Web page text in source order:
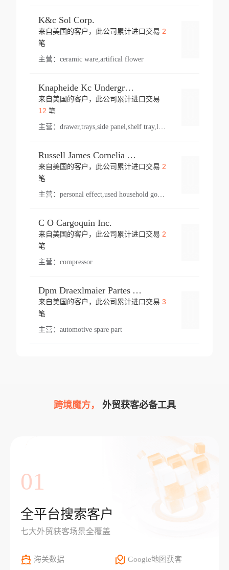
K&c Sol Corp.
来自美国的客户，此公司累计进口交易 2
笔
主营： ceramic ware,artifical flower
Knapheide Kc Underground
来自美国的客户，此公司累计进口交易
12 笔
主营：
Russell James Cornelia Arlington Va
来自美国的客户，此公司累计进口交易 2
笔
主营： personal effect,used household goods
C O Cargoquin Inc.
来自美国的客户，此公司累计进口交易 2
笔
主营： compressor
Dpm Draexlmaier Partes Automotrices Corr Ind Huejotzingo
来自美国的客户，此公司累计进口交易 3
笔
主营： automotive spare part
跨境魔方， 外贸获客必备工具
01
全平台搜索客户
七大外贸获客场景全覆盖
海关数据 Google地图获客